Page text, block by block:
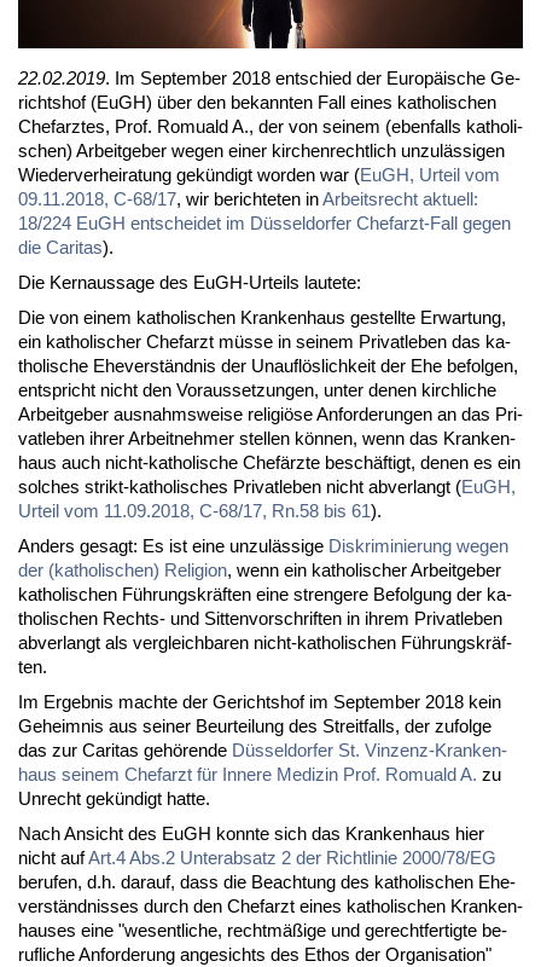
22.02.2019. Im Sep­tem­ber 2018 ent­schied der Eu­ro­päi­sche Ge­
richts­hof (EuGH) über den be­kann­ten Fall ei­nes ka­tho­li­schen
Chef­arz­tes, Prof. Ro­mu­ald A., der von sei­nem (eben­falls ka­tho­li­
schen) Ar­beit­ge­ber we­gen ei­ner kir­chen­recht­lich un­zu­läs­si­gen
Wie­der­ver­hei­ra­tung ge­kün­digt wor­den war (EuGH, Ur­teil vom
09.11.2018, C-68/17, wir be­rich­te­ten inAr­beits­recht ak­tu­ell:
18/224 EuGH ent­schei­det im Düs­sel­dor­fer Chef­arzt-Fall ge­gen
die Ca­ri­tas).
Die Kern­aus­sa­ge des EuGH-Ur­teils lau­te­te:
Die von ei­nem ka­tho­li­schen Kran­ken­haus ge­stell­te Er­war­tung,
ein ka­tho­li­scher Chef­arzt müs­se in sei­nem Pri­vat­le­ben das ka­
tho­li­sche Ehe­ver­ständ­nis der Un­auf­lös­lich­keit der Ehe be­fol­gen,
ent­spricht nicht den Vor­aus­set­zun­gen, un­ter de­nen kirch­li­che
Ar­beit­ge­ber aus­nahms­wei­se re­li­giö­se An­for­de­run­gen an das Pri­
vat­le­ben ih­rer Ar­beit­neh­mer stel­len kön­nen, wenn das Kran­ken­
haus auch nicht-ka­tho­li­sche Chef­ärz­te be­schäf­tigt, de­nen es ein
sol­ches strikt-ka­tho­li­sches Pri­vat­le­ben nicht ab­ver­langt (EuGH,
Ur­teil vom 11.09.2018, C-68/17, Rn.58 bis 61).
An­ders ge­sagt: Es ist ei­ne un­zu­läs­si­ge Dis­kri­mi­nie­rung we­gen
der (ka­tho­li­schen) Re­li­gi­on, wenn ein ka­tho­li­scher Ar­beit­ge­ber
ka­tho­li­schen Füh­rungs­kräf­ten ei­ne stren­ge­re Be­fol­gung der ka­
tho­li­schen Rechts- und Sit­ten­vor­schrif­ten in ih­rem Pri­vat­le­ben
ab­ver­langt als ver­gleich­ba­ren nicht-ka­tho­li­schen Füh­rungs­kräf­
ten.
Im Er­geb­nis mach­te der Ge­richts­hof im Sep­tem­ber 2018 kein
Ge­heim­nis aus sei­ner Be­ur­tei­lung des Streit­falls, der zu­fol­ge
das zur Ca­ri­tas ge­hö­ren­de Düs­sel­dor­fer St. Vin­zenz-Kran­ken­
haus sei­nem Chef­arzt für In­ne­re Me­di­zin Prof. Ro­mu­ald A. zu
Un­recht ge­kün­digt hat­te.
Nach An­sicht des EuGH konn­te sich das Kran­ken­haus hier
nicht aufArt.4 Abs.2 Un­ter­ab­satz 2 der Richt­li­nie 2000/78/EG
be­ru­fen, d.h. dar­auf, dass die Be­ach­tung des ka­tho­li­schen Ehe­
ver­ständ­nis­ses durch den Chef­arzt ei­nes ka­tho­li­schen Kran­ken­
hau­ses ei­ne "we­sent­li­che, recht­mä­ßi­ge und ge­recht­fer­tig­te be­
ruf­li­che An­for­de­rung an­ge­sichts des Ethos der Or­ga­ni­sa­ti­on"